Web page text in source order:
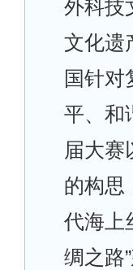
外科技
文化遗
国针对
平、和
届大赛
的构思
代海上
绸之路